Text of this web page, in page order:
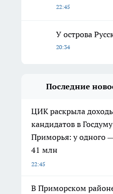
22:45
У острова
20:34
Последние
ЦИК раскрыла
кандидатов в
Приморья: у одного
41 млн
22:45
В Приморском